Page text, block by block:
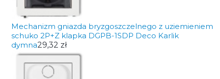
Mechanizm gniazda bryzgoszczelnego z uziemieniem
schuko 2P+Z klapka DGPB-1SDP Deco Karlik
dymna29,32 zł